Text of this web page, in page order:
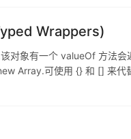
Wrappers)
对象有一个 valueOf 方法
new Array.可使用 {}